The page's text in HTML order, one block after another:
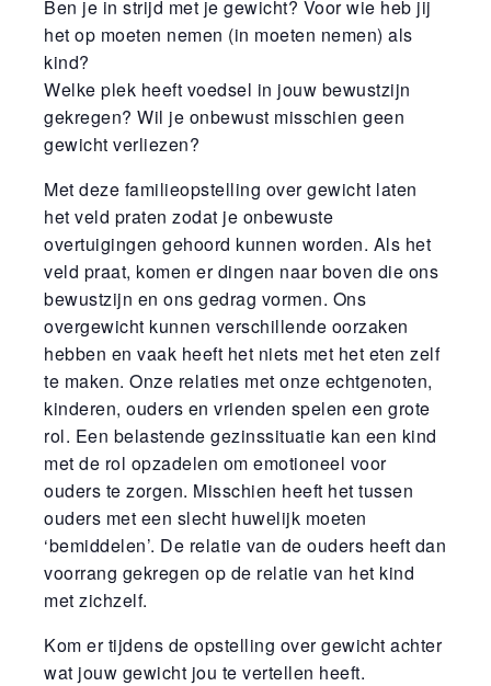
Ben je in strijd met je gewicht? Voor wie heb jij
het op moeten nemen (in moeten nemen) als
kind?
Welke plek heeft voedsel in jouw bewustzijn
gekregen? Wil je onbewust misschien geen
gewicht verliezen?
Met deze familieopstelling over gewicht laten
het veld praten zodat je onbewuste
overtuigingen gehoord kunnen worden. Als het
veld praat, komen er dingen naar boven die ons
bewustzijn en ons gedrag vormen. Ons
overgewicht kunnen verschillende oorzaken
hebben en vaak heeft het niets met het eten zelf
te maken. Onze relaties met onze echtgenoten,
kinderen, ouders en vrienden spelen een grote
rol. Een belastende gezinssituatie kan een kind
met de rol opzadelen om emotioneel voor
ouders te zorgen. Misschien heeft het tussen
ouders met een slecht huwelijk moeten
‘bemiddelen’. De relatie van de ouders heeft dan
voorrang gekregen op de relatie van het kind
met zichzelf.
Kom er tijdens de opstelling over gewicht achter
wat jouw gewicht jou te vertellen heeft.